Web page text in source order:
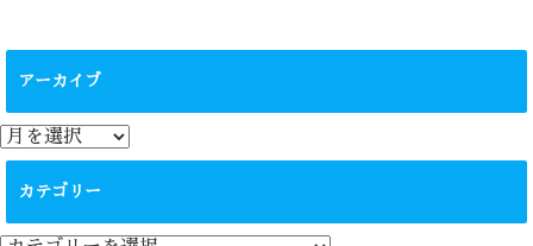
アーカイブ
ア
ー
カテゴリー